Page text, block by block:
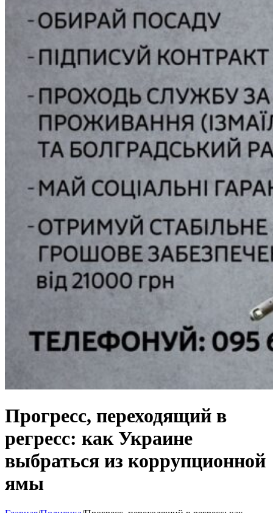
Прогресс, переходящий в
регресс: как Украине
выбраться из коррупционной
ямы